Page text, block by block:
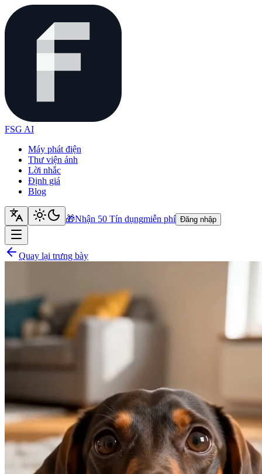
FSG AI
Máy phát điện
Thư viện ảnh
Lời nhắc
Định giá
Blog
🎁Nhận 50 Tín dụngmiễn phí Đăng nhập
Quay lại trưng bày